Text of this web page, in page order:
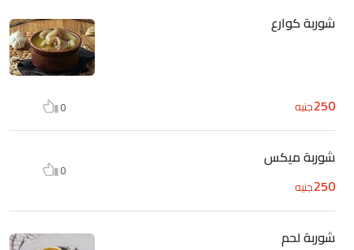
شوربة كوارع
250جنيه 0
شوربة ميكس
250جنيه
0
شوربة لحم